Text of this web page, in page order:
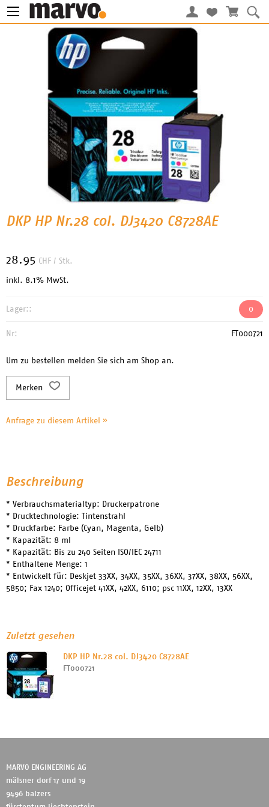
DKP HP Nr.28 col. DJ3420 C8728AE
28.95 CHF / Stk.
inkl. 8.1% MwSt.
Lager:: 0
Nr: FT000721
Um zu bestellen melden Sie sich am Shop an.
Merken
Anfrage zu diesem Artikel »
Beschreibung
* Verbrauchsmaterialtyp: Druckerpatrone
* Drucktechnologie: Tintenstrahl
* Druckfarbe: Farbe (Cyan, Magenta, Gelb)
* Kapazität: 8 ml
* Kapazität: Bis zu 240 Seiten ISO/IEC 24711
* Enthaltene Menge: 1
* Entwickelt für: Deskjet 33XX, 34XX, 35XX, 36XX, 37XX, 38XX, 56XX,
5850; Fax 1240; Officejet 41XX, 42XX, 6110; psc 11XX, 12XX, 13XX
Zuletzt gesehen
DKP HP Nr.28 col. DJ3420 C8728AE
FT000721
MARVO ENGINEERING AG
mälsner dorf 17 und 19
9496 balzers